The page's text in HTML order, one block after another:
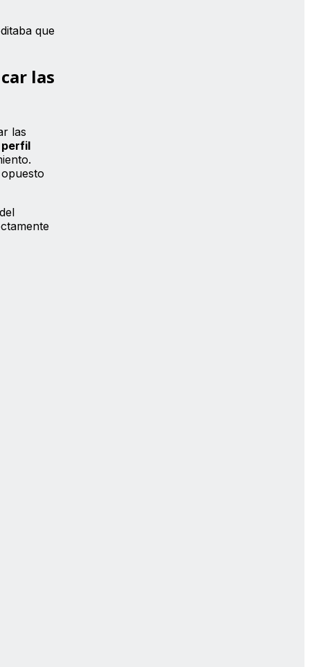
que
las
las
perfil